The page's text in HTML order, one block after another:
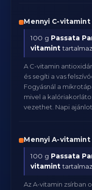
Mennyi C-
100 g Passata
vitaminttartalmaz.
A C-vitamin
és segíti a vas
Fogyásnál a
mivel a
vezethet. Napi
Mennyi A-
100 g Passata
vitaminttartalmaz.
Az A-vitamin zsírban